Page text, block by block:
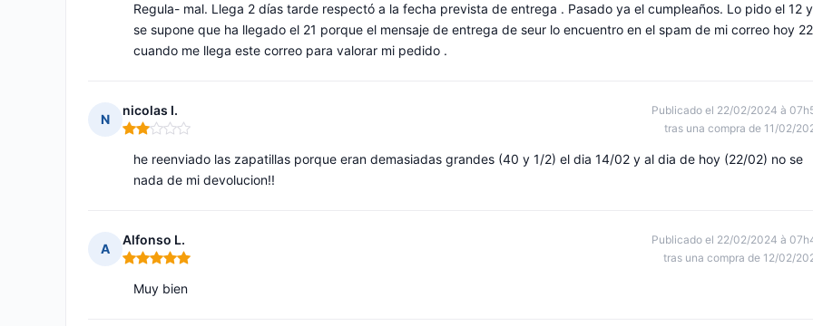
Regula- mal. Llega 2 días tarde respectó a la fecha prevista de entrega . Pasado ya el cumpleaños. Lo pido el 12 y
se supone que ha llegado el 21 porque el mensaje de entrega de seur lo encuentro en el spam de mi correo hoy 22
cuando me llega este correo para valorar mi pedido .
N
nicolas I.
Nota: 2 de 5
Publicado el 22/02/2024 à
tras una compra de 11/02/
he reenviado las zapatillas porque eran demasiadas grandes (40 y 1/2) el dia 14/02 y al dia de hoy (22/02) no se
nada de mi devolucion!!
A
Alfonso L.
Nota: 5 de 5
Publicado el 22/02/2024 à
tras una compra de 12/02/
Muy bien